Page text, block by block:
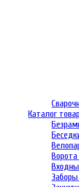
Каталог